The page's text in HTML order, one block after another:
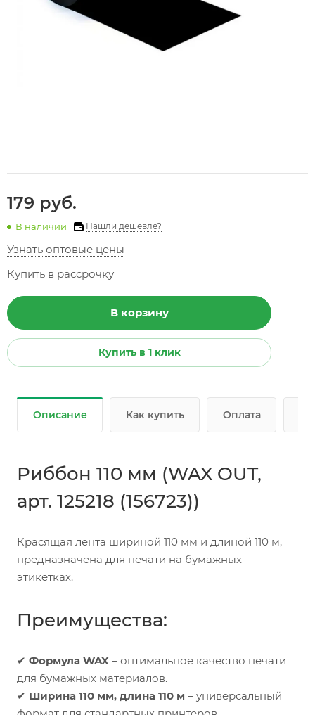
179 руб.
В наличии Нашли дешевле?
Узнать оптовые цены
Купить в рассрочку
В корзину
Купить в 1 клик
Описание Как купить Оплата
Риббон 110 мм (WAX OUT,
арт. 125218 (156723))
Красящая лента шириной 110 мм и длиной 110 м,
предназначена для печати на бумажных
этикетках.
Преимущества:
✔ Формула WAX – оптимальное качество печати
для бумажных материалов.
✔ Ширина 110 мм, длина 110 м – универсальный